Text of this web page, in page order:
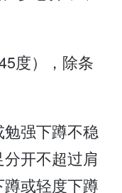
度），除条
强下蹲不稳
开不超过肩
或轻度下蹲